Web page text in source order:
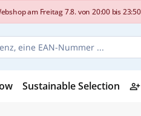
am Freitag 7.8. von 20:00 bis
Sustainable Selection person_add_alt